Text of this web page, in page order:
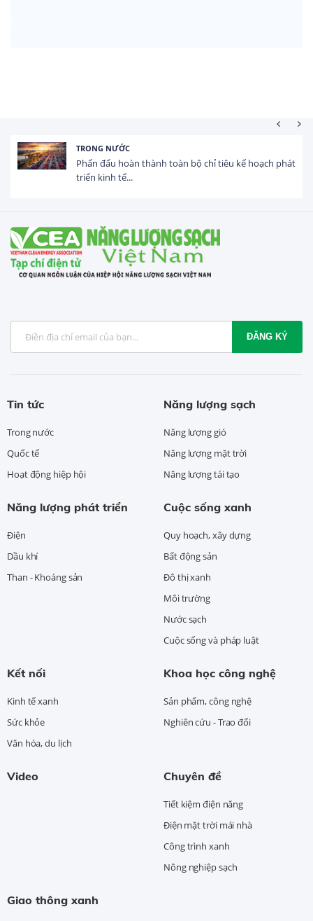
hoàn thành toàn bộ chỉ tiêu kế hoạch phát
Tổng vốn
ĐĂNG KÝ
Tin tức
Trong nước
Quốc tế
Hoạt động hiệp hội
Năng lượng sạch
Năng lượng gió
Năng lượng mặt trời
Năng lượng tái tạo
Năng lượng phát triển
Điện
Dầu khí
Than - Khoáng sản
Cuộc sống xanh
Quy hoạch, xây dựng
Bất động sản
Đô thị xanh
Môi trường
Nước sạch
Cuộc sống và pháp luật
Kết nối
Kinh tế xanh
Sức khỏe
Văn hóa, du lịch
Khoa học công nghệ
Sản phẩm, công nghệ
Nghiên cứu - Trao đổi
Video Chuyên đề
Tiết kiệm điện năng
Điện mặt trời mái nhà
Công trình xanh
Nông nghiệp sạch
Giao thông xanh